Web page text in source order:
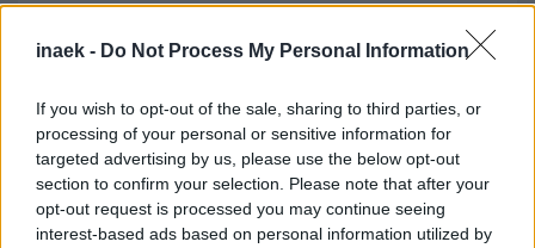
inaek - Do Not Process My Personal Information
If you wish to opt-out of the sale, sharing to third parties, or
processing of your personal or sensitive information for
targeted advertising by us, please use the below opt-out
section to confirm your selection. Please note that after your
opt-out request is processed you may continue seeing
interest-based ads based on personal information utilized by
Ροή Ειδήσεων